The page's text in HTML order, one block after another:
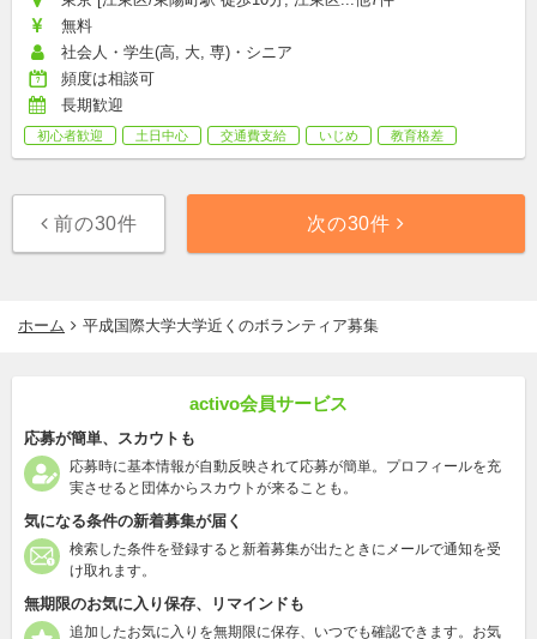
無料
社会人・学生(高, 大, 専)・シニア
頻度は相談可
長期歓迎
初心者歓迎 土日中心 交通費支給 いじめ 教育格差
前の30件 次の30件
ホーム 平成国際大学大学近くのボランティア募集
activo会員サービス
応募が簡単、スカウトも
応募時に基本情報が自動反映されて応募が簡単。プロフィールを充
実させると団体からスカウトが来ることも。
気になる条件の新着募集が届く
検索した条件を登録すると新着募集が出たときにメールで通知を受
け取れます。
無期限のお気に入り保存、リマインドも
追加したお気に入りを無期限に保存、いつでも確認できます。お気